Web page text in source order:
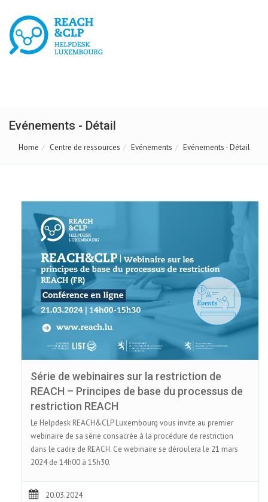
Evénements - Détail
Home Centre de ressources Evénements Evénements - Détail
Série de webinaires sur la restriction de
REACH – Principes de base du processus de
restriction REACH
Le Helpdesk REACH&CLP Luxembourg vous invite au premier
webinaire de sa série consacrée à la procédure de restriction
dans le cadre de REACH. Ce webinaire se déroulera le 21 mars
2024 de 14h00 à 15h30.
20.03.2024